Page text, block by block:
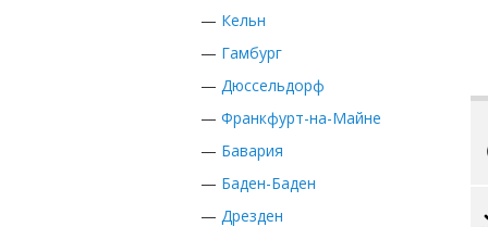
— Кельн
— Гамбург
— Дюссельдорф
— Франкфурт-на-Майне
— Бавария
— Баден-Баден
— Дрезден